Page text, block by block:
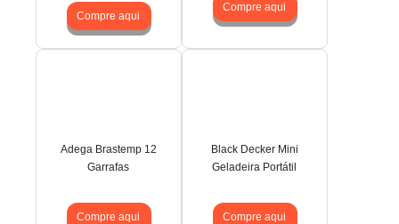
Compre aqui
Compre aqui
Adega Brastemp 12
Garrafas
Compre aqui
Black Decker Mini
Geladeira Portátil
Compre aqui